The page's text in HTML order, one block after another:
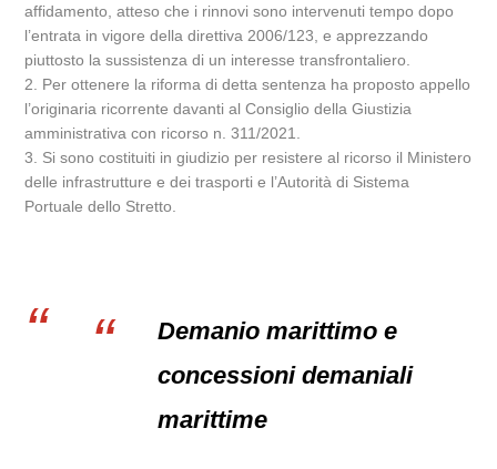
affidamento, atteso che i rinnovi sono intervenuti tempo dopo
l’entrata in vigore della direttiva 2006/123, e apprezzando
piuttosto la sussistenza di un interesse transfrontaliero.
2. Per ottenere la riforma di detta sentenza ha proposto appello
l’originaria ricorrente davanti al Consiglio della Giustizia
amministrativa con ricorso n. 311/2021.
3. Si sono costituiti in giudizio per resistere al ricorso il Ministero
delle infrastrutture e dei trasporti e l’Autorità di Sistema
Portuale dello Stretto.
Demanio marittimo e
concessioni demaniali
marittime